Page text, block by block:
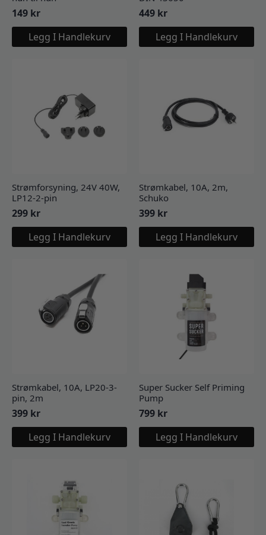
149 kr
Legg I Handlekurv
449 kr
Legg I Handlekurv
Strømforsyning, 24V 40W,
LP12-2-pin
299 kr
Legg I Handlekurv
Strømkabel, 10A, 2m,
Schuko
399 kr
Legg I Handlekurv
Strømkabel, 10A, LP20-3-
pin, 2m
399 kr
Legg I Handlekurv
Super Sucker Self Priming
Pump
799 kr
Legg I Handlekurv